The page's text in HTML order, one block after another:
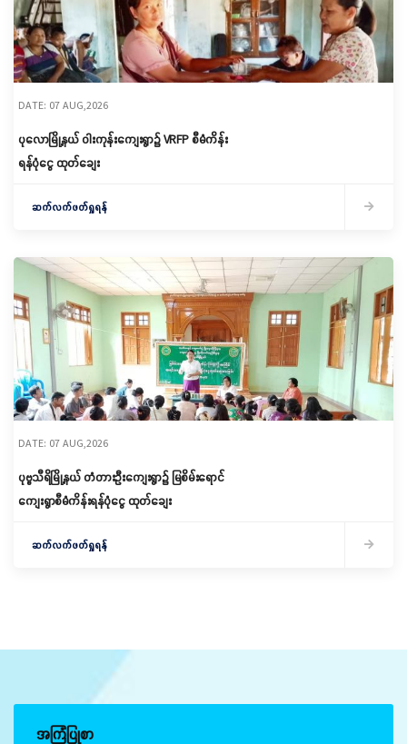
DATE: 07 AUG,2026
ပုလောမြို့နယ် ဝါးကုန်းကျေးရွာ၌ ‌VRFP စီမံကိန်း
ရန်ပုံငွေ ထုတ်ချေး
ဆက်လက်ဖတ်ရှုရန်
DATE: 07 AUG,2026
ပုဗ္ဗသီရိမြို့နယ် တံတားဦးကျေးရွာ၌ မြစိမ်းရောင်
ကျေးရွာစီမံကိန်းရန်ပုံငွေ ထုတ်ချေး
ဆက်လက်ဖတ်ရှုရန်
အကြံပြုစာ